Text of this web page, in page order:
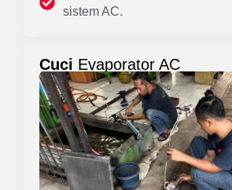
sistem AC.
Cuci Evaporator AC